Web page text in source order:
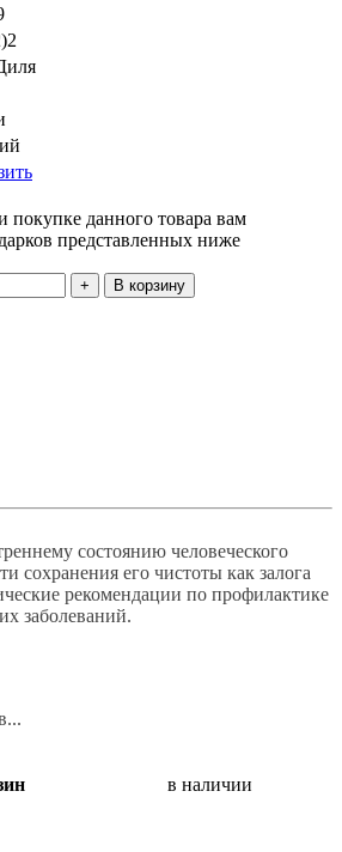
покупке данного товара вам
представленных ниже
В корзину
состоянию человеческого
сохранения его чистоты как залога
рекомендации по профилактике
заболеваний.
в наличии